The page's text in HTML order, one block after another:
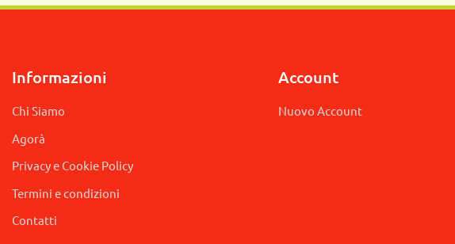
Informazioni
Chi Siamo
Agorà
Privacy e Cookie Policy
Termini e condizioni
Contatti
Account
Nuovo Account